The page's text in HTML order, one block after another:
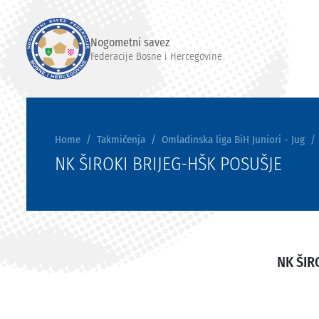
Nogometni savez
Federacije Bosne i Hercegovine
Home Takmičenja Omladinska liga BiH Juniori - Jug
NK ŠIROKI BRIJEG-HŠK POSUŠJE
NK